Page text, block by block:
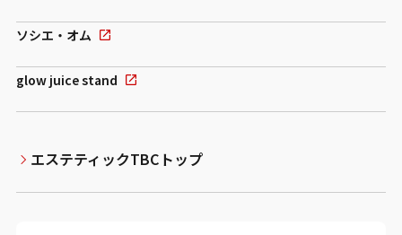
ソシエ・オム
glow juice stand
エステティックTBCトップ